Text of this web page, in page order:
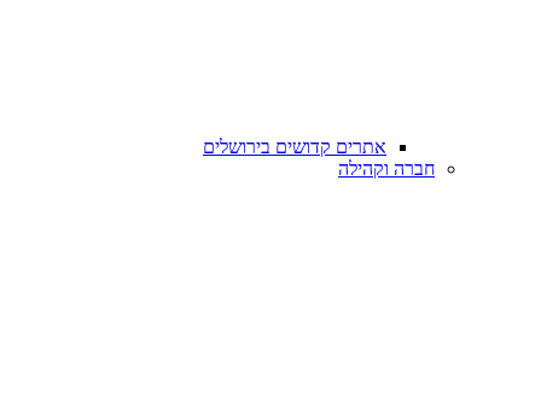
אתרים קדושים בירושלים
חברה וקהילה